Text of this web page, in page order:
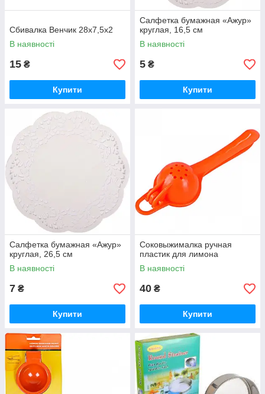
Сбивалка Венчик 28х7,5х2
В наявності
15 ₴
Купити
Салфетка бумажная «Ажур»
круглая, 16,5 см
В наявності
5 ₴
Купити
Салфетка бумажная «Ажур»
круглая, 26,5 см
В наявності
7 ₴
Купити
Соковыжималка ручная
пластик для лимона
В наявності
40 ₴
Купити